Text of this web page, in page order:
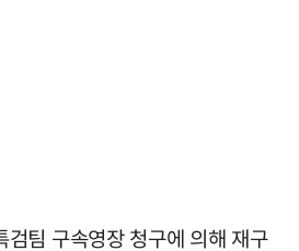
팀 구속영장 청구에 의해 재구